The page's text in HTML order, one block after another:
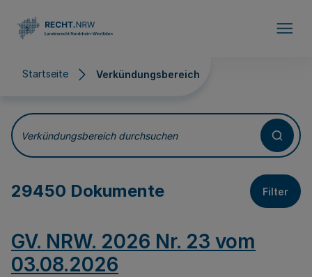
Startseite Verkündungsbereich
Verkündungsbereich
Verkündungsbereich durchsuchen
29450 Dokumente Filter
GV. NRW. 2026 Nr. 23 vom
03.08.2026